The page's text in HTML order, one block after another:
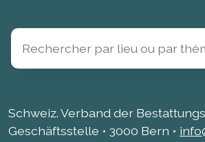
Schweiz. Verband der
Geschäftsstelle • 3000 Bern •